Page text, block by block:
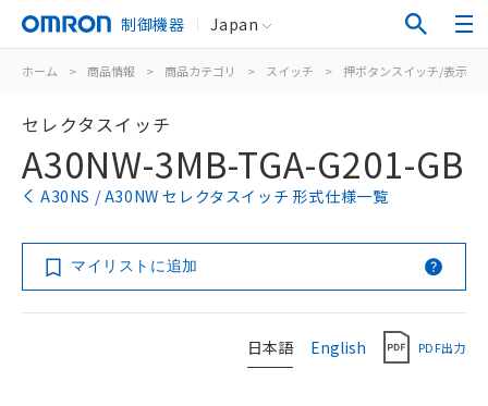
制御機器 Japan
ホーム > 商品情報 > 商品カテゴリ > スイッチ > 押ボタンスイッチ/表示灯
セレクタスイッチ
A30NW-3MB-TGA-G201-GB
A30NS / A30NW セレクタスイッチ 形式仕様一覧
マイリストに追加
日本語 English PDF出力